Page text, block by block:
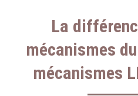
La
mécanismes
mécanismes